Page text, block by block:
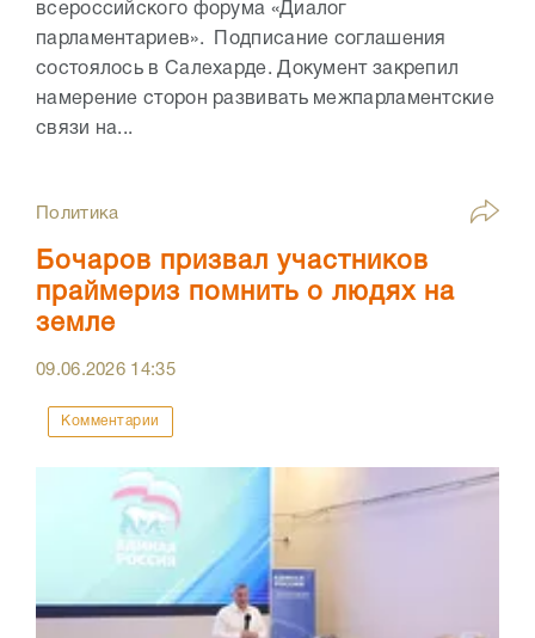
всероссийского форума «Диалог
парламентариев». Подписание соглашения
состоялось в Салехарде. Документ закрепил
намерение сторон развивать межпарламентские
связи на...
Политика
Бочаров призвал участников
праймериз помнить о людях на
земле
09.06.2026 14:35
Комментарии